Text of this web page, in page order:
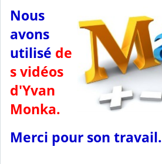
Nous
avons
utilisé de
s vidéos
d'Yvan
Monka.
Merci pour son travail.